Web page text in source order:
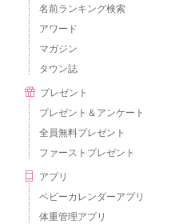
名前ランキング検索
アワード
マガジン
タウン誌
プレゼント
プレゼント＆アンケート
全員無料プレゼント
ファーストプレゼント
アプリ
ベビーカレンダーアプリ
体重管理アプリ